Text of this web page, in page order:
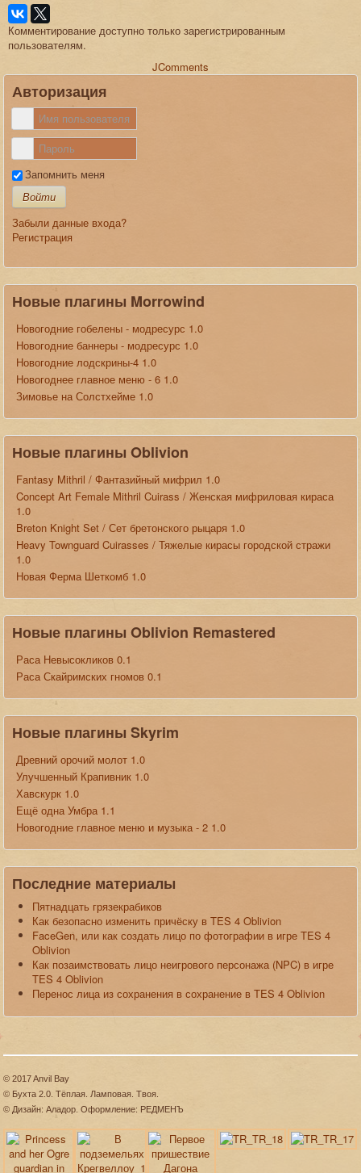
Комментирование доступно только зарегистрированным
пользователям.
JComments
Авторизация
Запомнить меня
Войти
Забыли данные входа?
Регистрация
Новые плагины Morrowind
Новогодние гобелены - модресурс 1.0
Новогодние баннеры - модресурс 1.0
Новогодние лодскрины-4 1.0
Новогоднее главное меню - 6 1.0
Зимовье на Солстхейме 1.0
Новые плагины Oblivion
Fantasy Mithril / Фантазийный мифрил 1.0
Concept Art Female Mithril Cuirass / Женская мифриловая кираса
1.0
Breton Knight Set / Сет бретонского рыцаря 1.0
Heavy Townguard Cuirasses / Тяжелые кирасы городской стражи
1.0
Новая Ферма Шеткомб 1.0
Новые плагины Oblivion Remastered
Раса Невысокликов 0.1
Раса Скайримских гномов 0.1
Новые плагины Skyrim
Древний орочий молот 1.0
Улучшенный Крапивник 1.0
Хавскурк 1.0
Ещё одна Умбра 1.1
Новогодние главное меню и музыка - 2 1.0
Последние материалы
Пятнадцать грязекрабиков
Как безопасно изменить причёску в TES 4 Oblivion
FaceGen, или как создать лицо по фотографии в игре TES 4
Oblivion
Как позаимствовать лицо неигрового персонажа (NPC) в игре
TES 4 Oblivion
Перенос лица из сохранения в сохранение в TES 4 Oblivion
© 2017 Anvil Bay
© Бухта 2.0. Тёплая. Ламповая. Твоя.
© Дизайн: Аладор. Оформление: РЕДМЕНЪ